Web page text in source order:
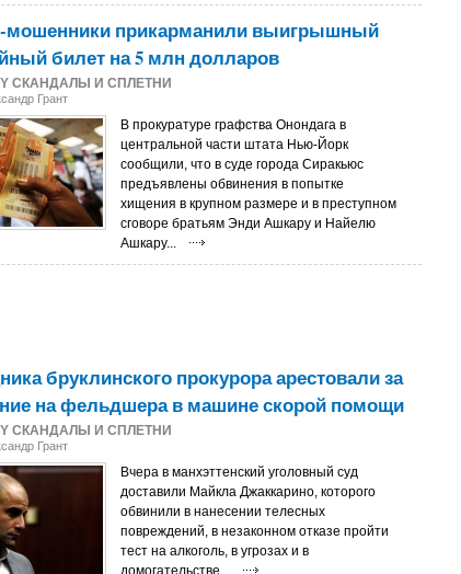
мошенники прикарманили выигрышный
билет на 5 млн долларов
СКАНДАЛЫ И СПЛЕТНИ
Грант
В прокуратуре графства Онондага в
центральной части штата Нью-Йорк
сообщили, что в суде города Сиракьюс
предъявлены обвинения в попытке
хищения в крупном размере и в преступном
сговоре братьям Энди Ашкару и Найелю
Ашкару...
бруклинского прокурора арестовали за
на фельдшера в машине скорой помощи
СКАНДАЛЫ И СПЛЕТНИ
Грант
Вчера в манхэттенский уголовный суд
доставили Майкла Джаккарино, которого
обвинили в нанесении телесных
повреждений, в незаконном отказе пройти
тест на алкоголь, в угрозах и в
домогательстве...